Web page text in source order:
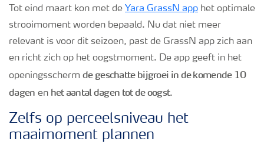
Tot eind maart kon met de Yara GrassN app het optimale
strooimoment worden bepaald. Nu dat niet meer
relevant is voor dit seizoen, past de GrassN app zich aan
en richt zich op het oogstmoment. De app geeft in het
openingsscherm de geschatte bijgroei in de komende 10
dagen en het aantal dagen tot de oogst.
Zelfs op perceelsniveau het
maaimoment plannen